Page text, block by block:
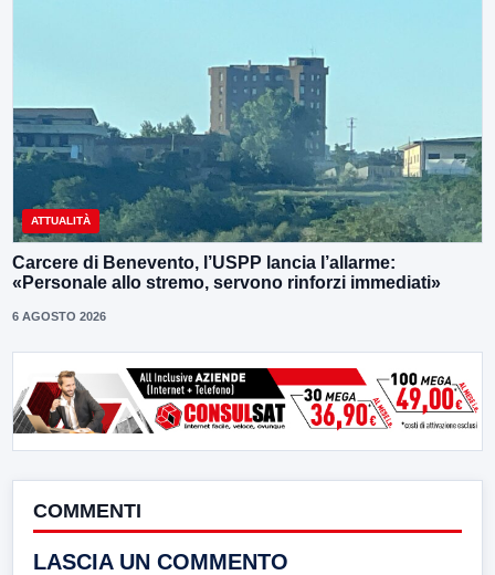
ATTUALITÀ
Carcere di Benevento, l’USPP lancia l’allarme:
«Personale allo stremo, servono rinforzi immediati»
6 AGOSTO 2026
COMMENTI
LASCIA UN COMMENTO